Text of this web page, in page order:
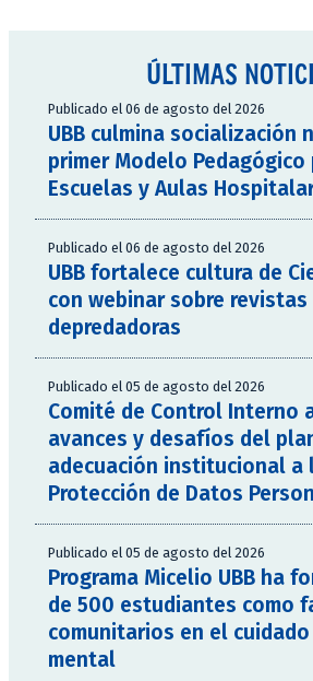
ÚLTIMAS
Publicado el 06 de agosto del 2026
UBB culmina socialización
primer Modelo Pedagógico
Escuelas y Aulas
Publicado el 06 de agosto del 2026
UBB fortalece cultura de
con webinar sobre
depredadoras
Publicado el 05 de agosto del 2026
Comité de Control Interno
avances y desafíos del
adecuación institucional a
Protección de Datos
Publicado el 05 de agosto del 2026
Programa Micelio UBB ha
de 500 estudiantes como
comunitarios en el
mental